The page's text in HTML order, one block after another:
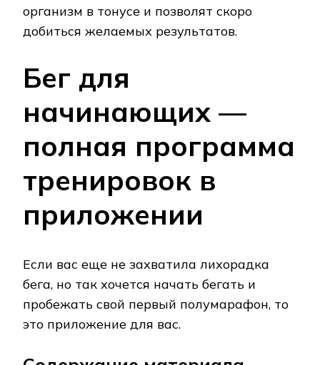
организм в тонусе и позволят скоро
добиться желаемых результатов.
Бег для
начинающих —
полная программа
тренировок в
приложении
Если вас еще не захватила лихорадка
бега, но так хочется начать бегать и
пробежать свой первый полумарафон, то
это приложение для вас.